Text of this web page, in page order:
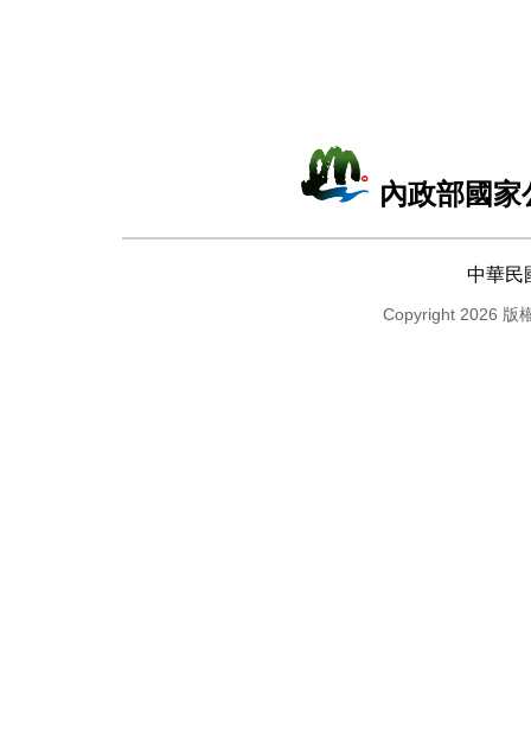
內政部國
中華民
Copyright 2026 版